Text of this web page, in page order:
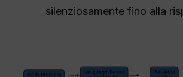
silenziosamente fino alla